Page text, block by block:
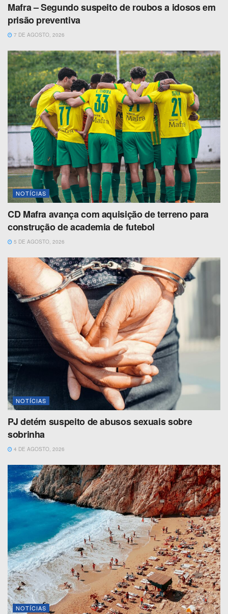
Mafra – Segundo suspeito de roubos a idosos em
prisão preventiva
7 DE AGOSTO, 2026
NOTÍCIAS
CD Mafra avança com aquisição de terreno para
construção de academia de futebol
5 DE AGOSTO, 2026
NOTÍCIAS
PJ detém suspeito de abusos sexuais sobre
sobrinha
4 DE AGOSTO, 2026
NOTÍCIAS